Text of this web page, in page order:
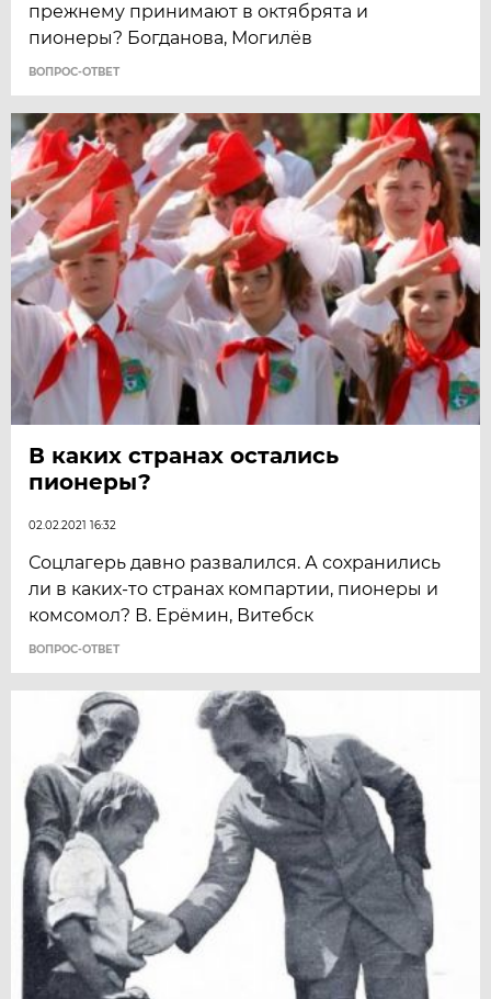
прежнему принимают в октябрята и
пионеры? Богданова, Могилёв
ВОПРОС-ОТВЕТ
В каких странах остались
пионеры?
02.02.2021 16:32
Соцлагерь давно развалился. А сохранились
ли в каких-то странах компартии, пионеры и
комсомол? В. Ерёмин, Витебск
ВОПРОС-ОТВЕТ